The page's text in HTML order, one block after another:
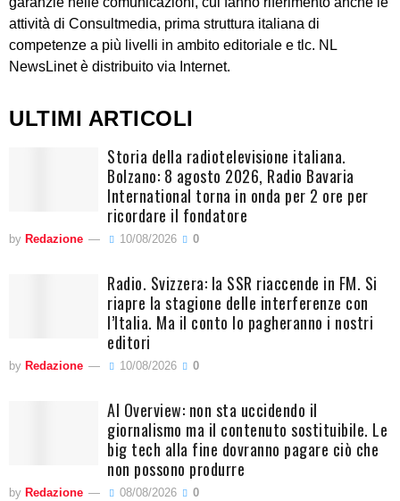
attività di Consultmedia, prima struttura italiana di
competenze a più livelli in ambito editoriale e tlc. NL
NewsLinet è distribuito via Internet.
ULTIMI ARTICOLI
Storia della radiotelevisione italiana.
Bolzano: 8 agosto 2026, Radio Bavaria
International torna in onda per 2 ore per
ricordare il fondatore
by Redazione 10/08/2026 0
Radio. Svizzera: la SSR riaccende in FM. Si
riapre la stagione delle interferenze con
l’Italia. Ma il conto lo pagheranno i nostri
editori
by Redazione 10/08/2026 0
AI Overview: non sta uccidendo il
giornalismo ma il contenuto sostituibile. Le
big tech alla fine dovranno pagare ciò che
non possono produrre
by Redazione 08/08/2026 0